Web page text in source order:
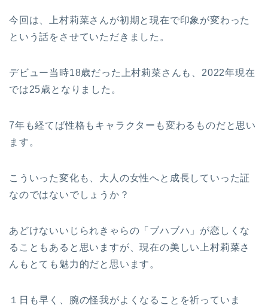
今回は、上村莉菜さんが初期と現在で印象が変わった
という話をさせていただきました。
デビュー当時18歳だった上村莉菜さんも、2022年現在
では25歳となりました。
7年も経てば性格もキャラクターも変わるものだと思い
ます。
こういった変化も、大人の女性へと成長していった証
なのではないでしょうか？
あどけないいじられきゃらの「ブハブハ」が恋しくな
ることもあると思いますが、現在の美しい上村莉菜さ
んもとても魅力的だと思います。
１日も早く、腕の怪我がよくなることを祈っていま